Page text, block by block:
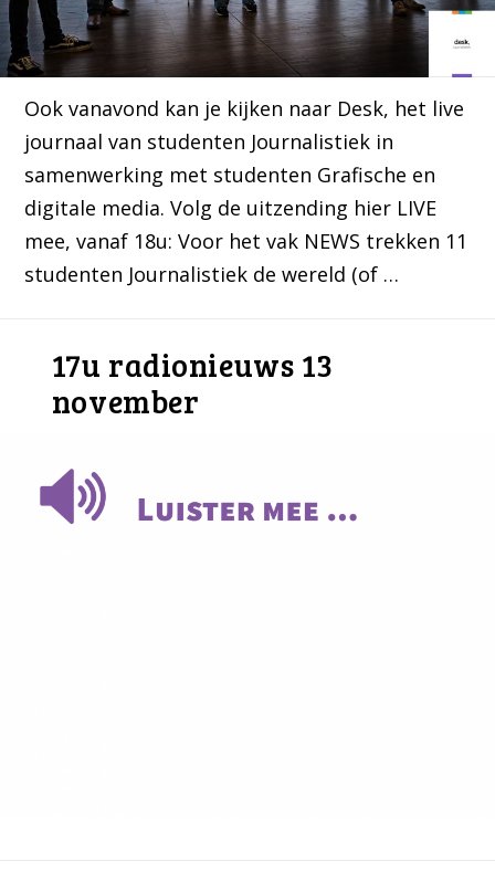
Ook vanavond kan je kijken naar Desk, het live
journaal van studenten Journalistiek in
samenwerking met studenten Grafische en
digitale media. Volg de uitzending hier LIVE
mee, vanaf 18u: Voor het vak NEWS trekken 11
studenten Journalistiek de wereld (of …
17u radionieuws 13
november